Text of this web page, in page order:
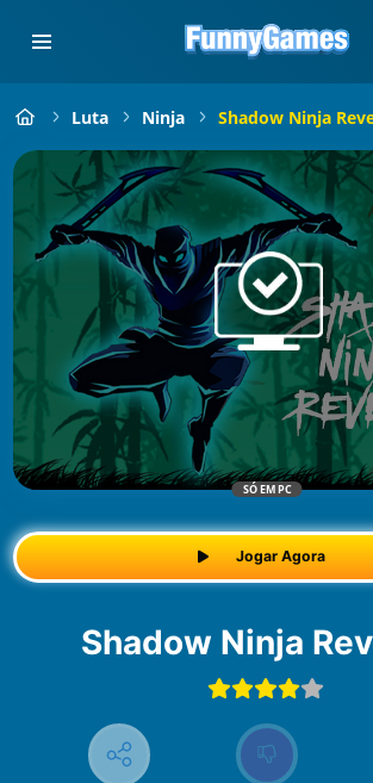
Luta Ninja Shadow Ninja
SÓ EM PC
Jogar Agora
Shadow Ninja